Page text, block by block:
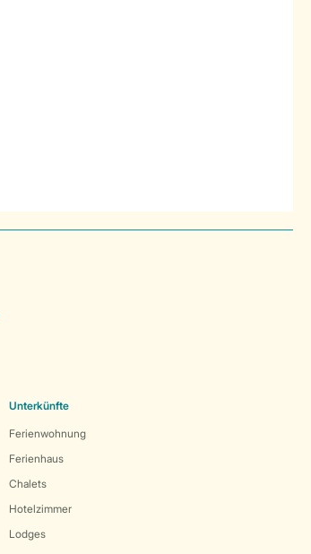
Unterkünfte
Ferienwohnung
Ferienhaus
Chalets
Hotelzimmer
Lodges